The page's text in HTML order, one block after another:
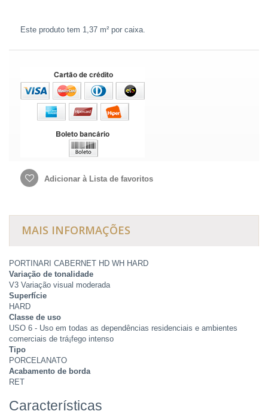
Este produto tem 1,37 m² por caixa.
Adicionar à Lista de favoritos
MAIS INFORMAÇÕES
PORTINARI CABERNET HD WH HARD
Variação de tonalidade
V3 Variação visual moderada
Superfície
HARD
Classe de uso
USO 6 - Uso em todas as dependências residenciais e ambientes
comerciais de trá¡fego intenso
Tipo
PORCELANATO
Acabamento de borda
RET
Características